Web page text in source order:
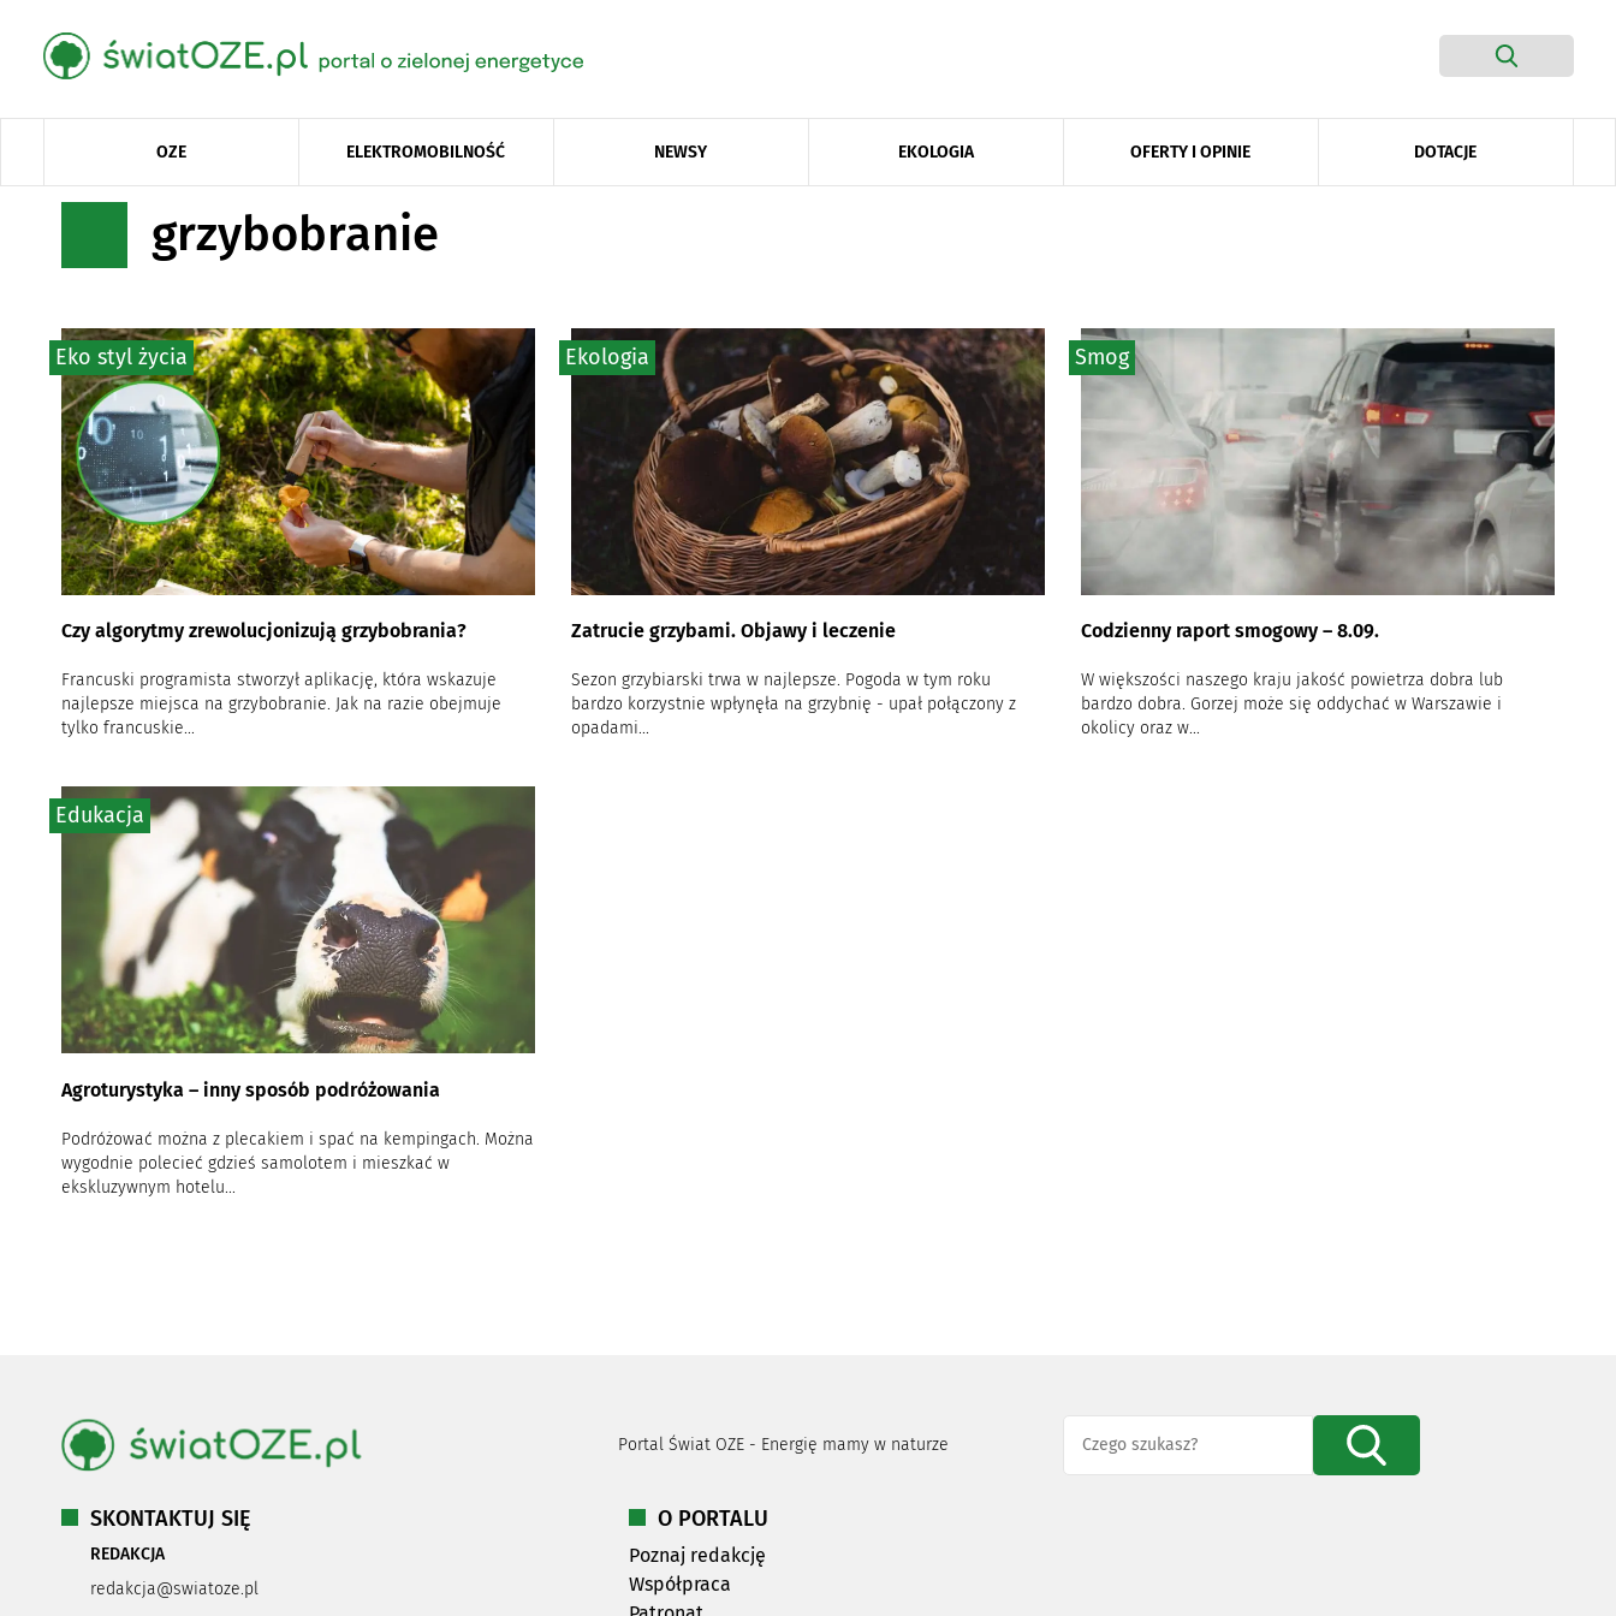
OZE ELEKTROMOBILNOŚĆ NEWSY EKOLOGIA OFERTY I OPINIE DOTACJE
grzybobranie
Czy algorytmy zrewolucjonizują grzybobrania?
Francuski programista stworzył aplikację, która wskazuje
najlepsze miejsca na grzybobranie. Jak na razie obejmuje
tylko francuskie...
Eko styl życia
Zatrucie grzybami. Objawy i leczenie
Sezon grzybiarski trwa w najlepsze. Pogoda w tym roku
bardzo korzystnie wpłynęła na grzybnię - upał połączony z
opadami...
Ekologia
Codzienny raport smogowy – 8.09.
W większości naszego kraju jakość powietrza dobra lub
bardzo dobra. Gorzej może się oddychać w Warszawie i
okolicy oraz w...
Smog
Agroturystyka – inny sposób podróżowania
Podróżować można z plecakiem i spać na kempingach. Można
wygodnie polecieć gdzieś samolotem i mieszkać w
ekskluzywnym hotelu...
Edukacja
Portal Świat OZE - Energię mamy w naturze
SKONTAKTUJ SIĘ
REDAKCJA
redakcja@swiatoze.pl
O PORTALU
Poznaj redakcję
Współpraca